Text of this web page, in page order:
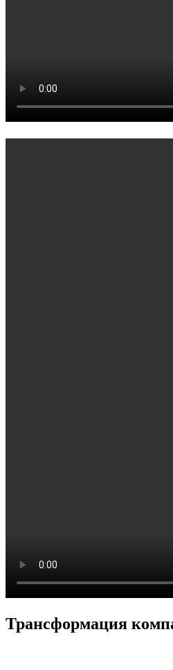
Трансформация